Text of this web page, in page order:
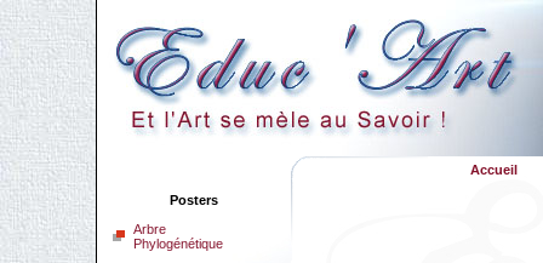
Posters
Arbre
Phylogénétique
Accueil